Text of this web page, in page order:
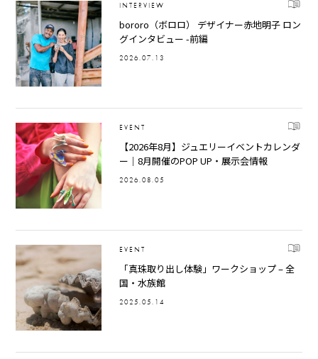
INTERVIEW
bororo（ボロロ） デザイナー赤地明子 ロン
グインタビュー -前編
2026.07.13
EVENT
【2026年8月】ジュエリーイベントカレンダ
ー｜8月開催のPOP UP・展示会情報
2026.08.05
EVENT
「真珠取り出し体験」ワークショップ – 全
国・水族館
2025.05.14